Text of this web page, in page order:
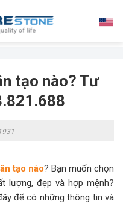
tạo nào? Tư
1931
tạo nào? Bạn muốn chọn
lượng, đẹp và hợp mệnh?
để có những thông tin và